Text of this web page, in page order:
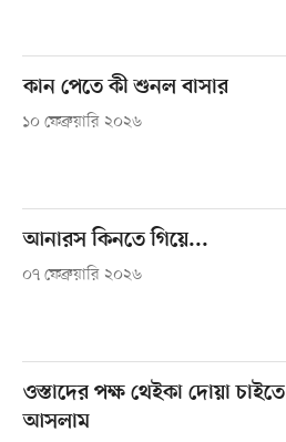
কান পেতে কী শুনল বাসার
১০ ফেব্রুয়ারি ২০২৬
আনারস কিনতে গিয়ে...
০৭ ফেব্রুয়ারি ২০২৬
ওস্তাদের পক্ষ থেইকা দোয়া চাইতে
আসলাম